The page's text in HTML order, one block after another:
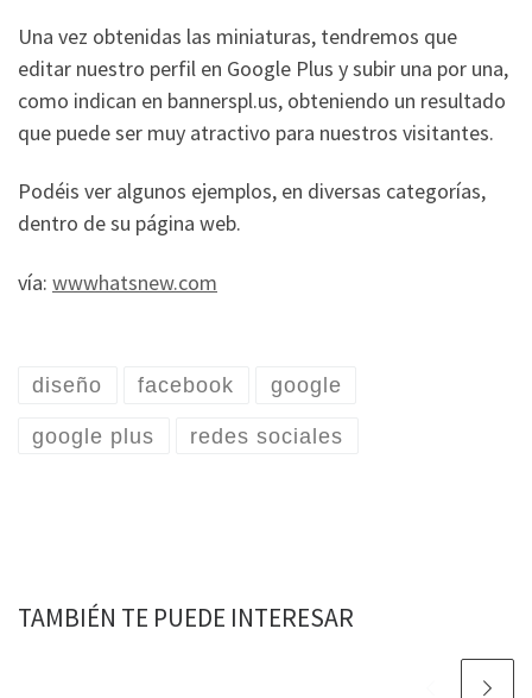
Una vez obtenidas las miniaturas, tendremos que
editar nuestro perfil en Google Plus y subir una por una,
como indican en bannerspl.us, obteniendo un resultado
que puede ser muy atractivo para nuestros visitantes.
Podéis ver algunos ejemplos, en diversas categorías,
dentro de su página web.
vía: wwwhatsnew.com
diseño facebook google
google plus redes sociales
TAMBIÉN TE PUEDE INTERESAR